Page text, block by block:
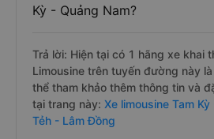
Kỳ - Quảng Nam?
Trả lời: Hiện tại có 1 hãng xe khai
Limousine trên tuyến đường này
thể tham khảo thêm thông tin và
tại trang này: Xe limousine Tam
Tẻh - Lâm Đồng